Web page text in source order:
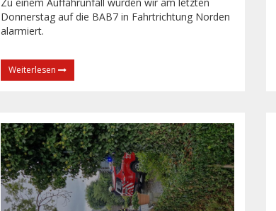
Donnerstag auf die BAB7 in Fahrtrichtung Norden
alarmiert.
Weiterlesen